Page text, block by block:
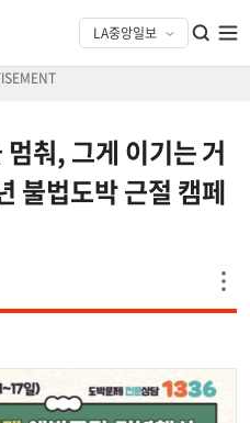
춰, 그게 이기는 거
불법도박 근절 캠페